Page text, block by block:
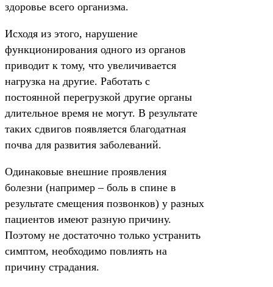
здоровье всего организма.
Исходя из этого, нарушение
функционирования одного из органов
приводит к тому, что увеличивается
нагрузка на другие. Работать с
постоянной перегрузкой другие органы
длительное время не могут. В результате
таких сдвигов появляется благодатная
почва для развития заболеваний.
Одинаковые внешние проявления
болезни (например – боль в спине в
результате смещения позвонков) у разных
пациентов имеют разную причину.
Поэтому не достаточно только устранить
симптом, необходимо повлиять на
причину страдания.